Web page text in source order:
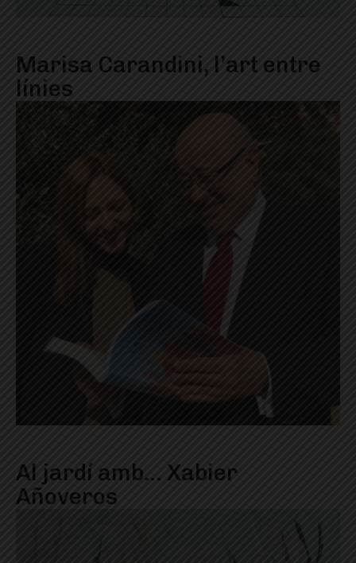
Marisa Carandini, l’art entre
línies
Al jardí amb… Xabier
Añoveros